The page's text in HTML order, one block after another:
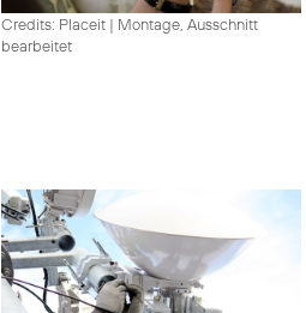
Credits: Placeit | Montage, Ausschnitt
bearbeitet